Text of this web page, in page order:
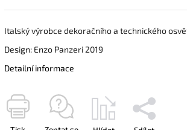
Italský výrobce dekoračního a technického
Design: Enzo Panzeri 2019
Detailní informace